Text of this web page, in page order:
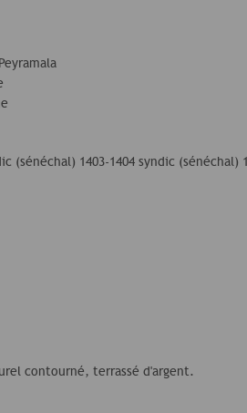
(sénéchal) 1403-1404 syndic (sénéchal)
contourné, terrassé d'argent.